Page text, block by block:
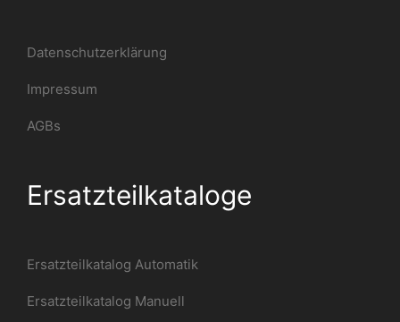
Datenschutzerklärung
Impressum
AGBs
Ersatzteilkataloge
Ersatzteilkatalog Automatik
Ersatzteilkatalog Manuell